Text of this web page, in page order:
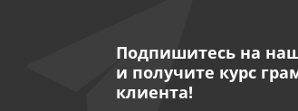
Подпишитесь на
и получите курс
клиента!